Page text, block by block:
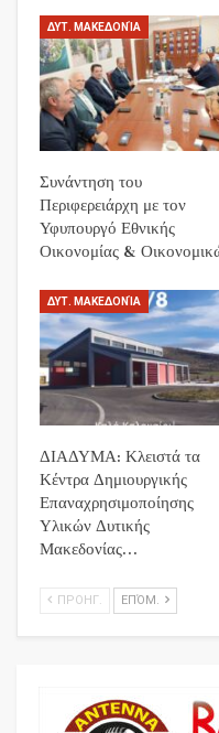
ΔΥΤ. ΜΑΚΕΔΟΝΊΑ
Συνάντηση του
Περιφερειάρχη με τον
Υφυπουργό Εθνικής
Οικονομίας &
ΔΥΤ. ΜΑΚΕΔΟΝΊΑ
ΔΙΑΔΥΜΑ: Κλειστά τα
Κέντρα Δημιουργικής
Επαναχρησιμοποίησης
Υλικών Δυτικής
Μακεδονίας…
ΠΡΟΗΓ. ΕΠΌΜ.